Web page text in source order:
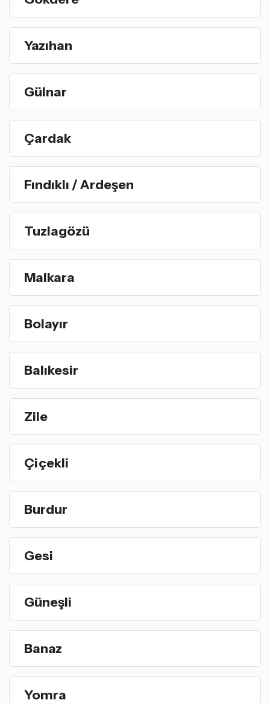
Yazıhan
Gülnar
Çardak
Fındıklı / Ardeşen
Tuzlagözü
Malkara
Bolayır
Balıkesir
Zile
Çiçekli
Burdur
Gesi
Güneşli
Banaz
Yomra